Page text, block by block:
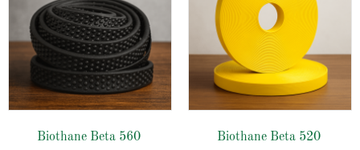
Biothane Beta 560 Biothane Beta 520